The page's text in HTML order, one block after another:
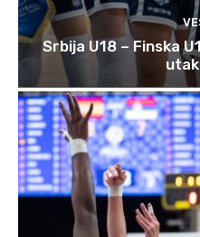
Srbija U18 – Finska